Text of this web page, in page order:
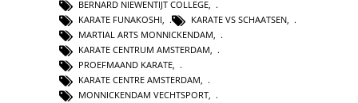
BERNARD NIEWENTIJT COLLEGE
KARATE FUNAKOSHI
KARATE VS SCHAATSEN
MARTIAL ARTS MONNICKENDAM,
KARATE CENTRUM AMSTERDAM,
PROEFMAAND KARATE,
KARATE CENTRE AMSTERDAM,
MONNICKENDAM VECHTSPORT,